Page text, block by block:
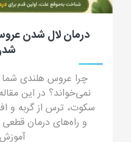
جرب گوش گربه؛
و پیشگیری
جرب گوش گربه چیست؟
جرب گوش (ترشحات شبیه
خطرات درمان خانگی و